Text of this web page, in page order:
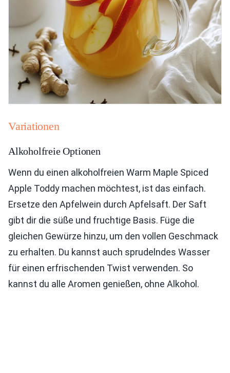
Variationen
Alkoholfreie Optionen
Wenn du einen alkoholfreien Warm Maple Spiced
Apple Toddy machen möchtest, ist das einfach.
Ersetze den Apfelwein durch Apfelsaft. Der Saft
gibt dir die süße und fruchtige Basis. Füge die
gleichen Gewürze hinzu, um den vollen Geschmack
zu erhalten. Du kannst auch sprudelndes Wasser
für einen erfrischenden Twist verwenden. So
kannst du alle Aromen genießen, ohne Alkohol.